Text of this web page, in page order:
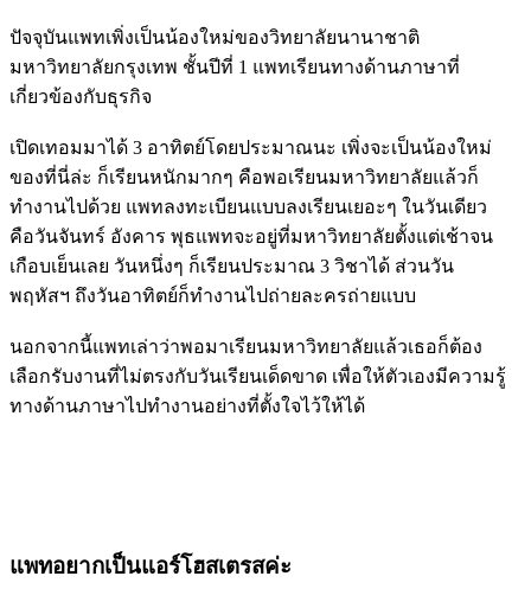
ปัจจุบันแพทเพิ่งเป็นน้องใหม่ของวิทยาลัยนานาชาติ
มหาวิทยาลัยกรุงเทพ ชั้นปีที่ 1 แพทเรียนทางด้านภาษาที่
เกี่ยวข้องกับธุรกิจ
เปิดเทอมมาได้ 3 อาทิตย์โดยประมาณนะ เพิ่งจะเป็นน้องใหม่
ของที่นี่ล่ะ ก็เรียนหนักมากๆ คือพอเรียนมหาวิทยาลัยแล้วก็
ทำงานไปด้วย แพทลงทะเบียนแบบลงเรียนเยอะๆ ในวันเดียว
คือวันจันทร์ อังคาร พุธแพทจะอยู่ที่มหาวิทยาลัยตั้งแต่เช้าจน
เกือบเย็นเลย วันหนึ่งๆ ก็เรียนประมาณ 3 วิชาได้ ส่วนวัน
พฤหัสฯ ถึงวันอาทิตย์ก็ทำงานไปถ่ายละครถ่ายแบบ
นอกจากนี้แพทเล่าว่าพอมาเรียนมหาวิทยาลัยแล้วเธอก็ต้อง
เลือกรับงานที่ไม่ตรงกับวันเรียนเด็ดขาด เพื่อให้ตัวเองมีความรู้
ทางด้านภาษาไปทำงานอย่างที่ตั้งใจไว้ให้ได้
แพทอยากเป็นแอร์โฮสเตรสค่ะ